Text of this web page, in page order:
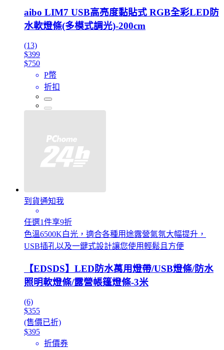
aibo LIM7 USB高亮度黏貼式 RGB全彩LED防
水軟燈條(多模式調光)-200cm
(13)
$399
$750
P幣
折扣
到貨通知我
任選1件享9折
色溫6500K白光，適合各種用途露營氣氛大幅提升，
USB插孔以及一鍵式設計讓您使用輕鬆且方便
【EDSDS】LED防水萬用燈帶/USB燈條/防水
照明軟燈條/露營帳篷燈條-3米
(6)
$355
(售價已折)
$395
折價券